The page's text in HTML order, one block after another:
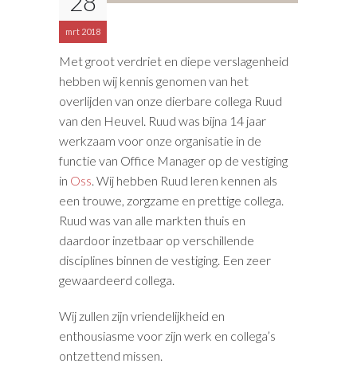
mrt 2018
Met groot verdriet en diepe verslagenheid
hebben wij kennis genomen van het
overlijden van onze dierbare collega Ruud
van den Heuvel. Ruud was bijna 14 jaar
werkzaam voor onze organisatie in de
functie van Office Manager op de vestiging
in Oss. Wij hebben Ruud leren kennen als
een trouwe, zorgzame en prettige collega.
Ruud was van alle markten thuis en
daardoor inzetbaar op verschillende
disciplines binnen de vestiging. Een zeer
gewaardeerd collega.
Wij zullen zijn vriendelijkheid en
enthousiasme voor zijn werk en collega’s
ontzettend missen.